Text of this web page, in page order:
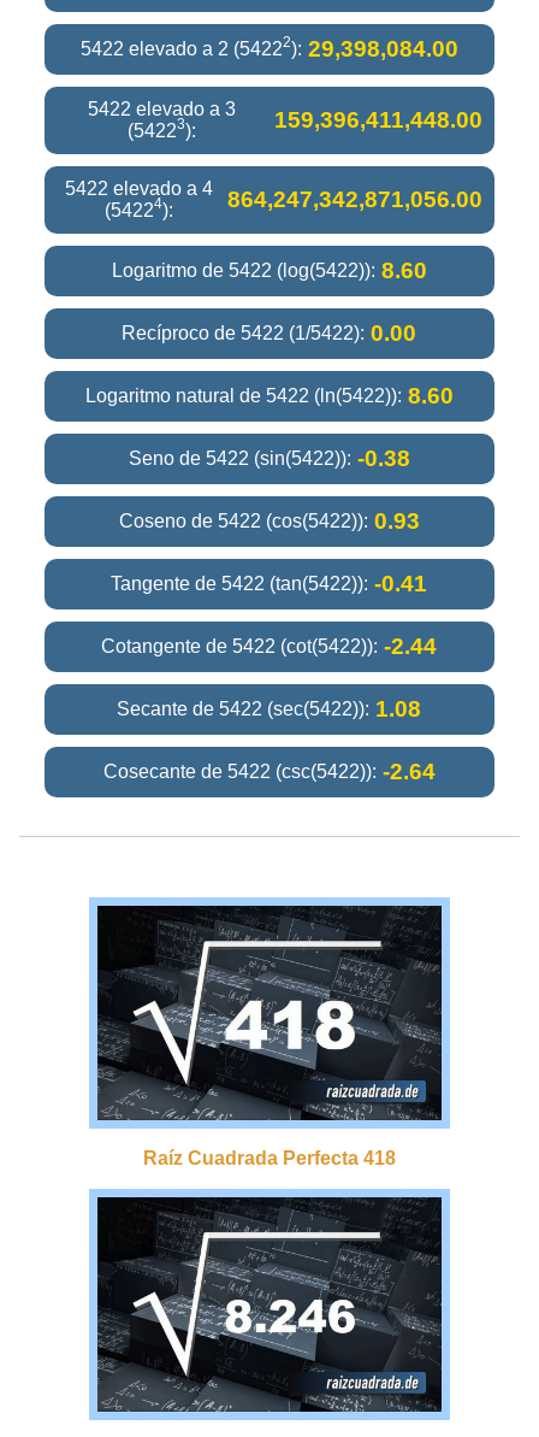
5422 elevado a 2 (54222): 29,398,084.00
5422 elevado a 3
(54223): 159,396,411,448.00
5422 elevado a 4
(54224): 864,247,342,871,056.00
Logaritmo de 5422 (log(5422)): 8.60
Recíproco de 5422 (1/5422): 0.00
Logaritmo natural de 5422 (ln(5422)): 8.60
Seno de 5422 (sin(5422)): -0.38
Coseno de 5422 (cos(5422)): 0.93
Tangente de 5422 (tan(5422)): -0.41
Cotangente de 5422 (cot(5422)): -2.44
Secante de 5422 (sec(5422)): 1.08
Cosecante de 5422 (csc(5422)): -2.64
Raíz Cuadrada Perfecta 418